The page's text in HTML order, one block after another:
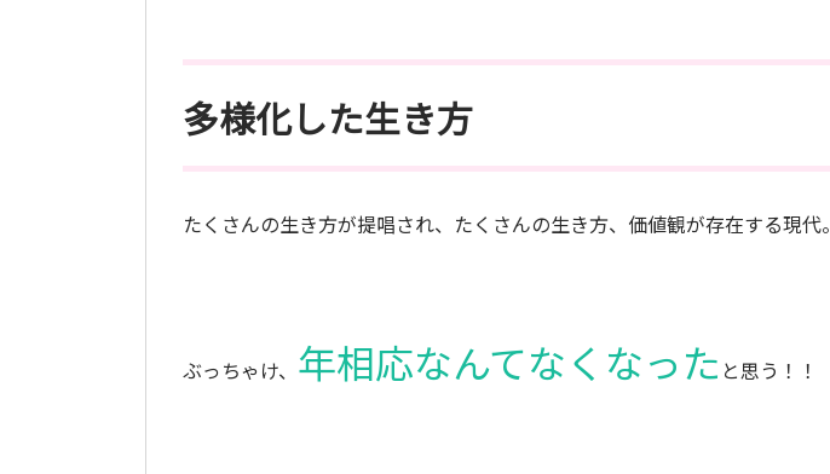
多様化した生き方
たくさんの生き方が提唱され、たくさんの生き方、価値観が存在する現代。
ぶっちゃけ、 年相応なんてなくなった と思う！！